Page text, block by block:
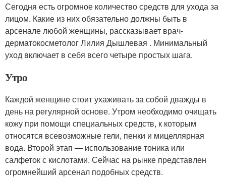
Сегодня есть огромное количество средств для ухода за
лицом. Какие из них обязательно должны быть в
арсенале любой женщины, рассказывает врач-
дерматокосметолог Лилия Дышлевая . Минимальный
уход включает в себя всего четыре простых шага.
Утро
Каждой женщине стоит ухаживать за собой дважды в
день на регулярной основе. Утром необходимо очищать
кожу при помощи специальных средств, к которым
относятся всевозможные гели, пенки и мицеллярная
вода. Второй этап — использование тоника или
салфеток с кислотами. Сейчас на рынке представлен
огромнейший арсенал подобных средств.